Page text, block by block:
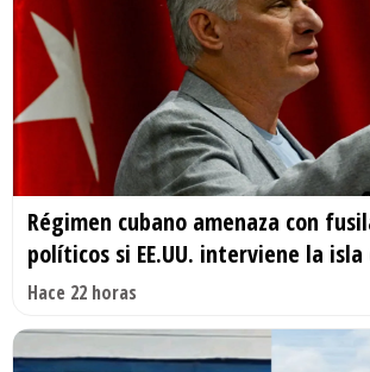
Régimen cubano amenaza con
políticos si EE.UU. interviene la
Hace 22 horas